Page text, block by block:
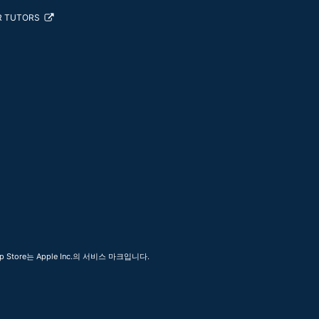
TUTORS
Store는 Apple Inc.의 서비스 마크입니다.